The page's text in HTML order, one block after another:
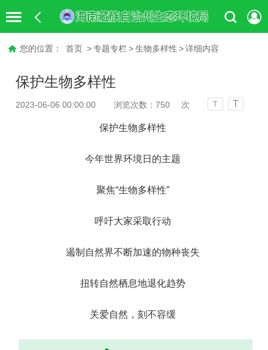
您的位置： 首页 > 专题专栏 > 生物多样性 > 详细内容
保护生物多样性
2023-06-06 00:00:00 浏览次数：750 次 T T
保护生物多样性
今年世界环境日的主题
聚焦“生物多样性”
呼吁大家采取行动
遏制自然界不断加速的物种丧失
扭转自然栖息地退化趋势
关爱自然，刻不容缓